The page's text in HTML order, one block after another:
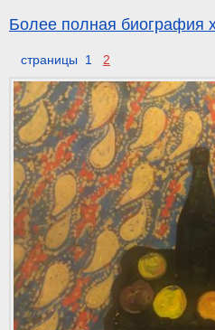
Более полная биография
страницы 1 2